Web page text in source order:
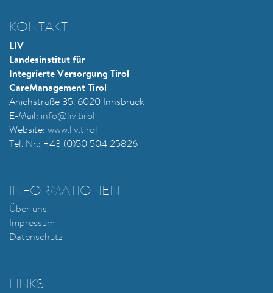
KONTAKT
LIV
Landesinstitut für
Integrierte Versorgung Tirol
CareManagement Tirol
Anichstraße 35. 6020 Innsbruck
E-Mail: info@liv.tirol
Website: www.liv.tirol
Tel. Nr.: +43 (0)50 504 25826
INFORMATIONEN
Über uns
Impressum
Datenschutz
LINKS